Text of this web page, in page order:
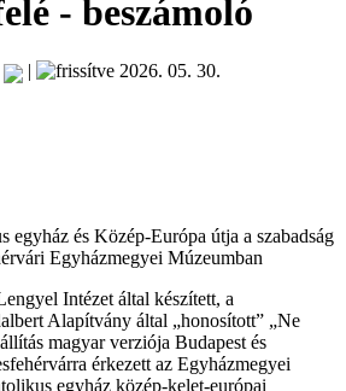
- beszámoló
| 2026. 05. 30.
és Közép-Európa útja a szabadság
Egyházmegyei Múzeumban
Intézet által készített, a
Alapítvány által „honosított” „Ne
magyar verziója Budapest és
érkezett az Egyházmegyei
egyház közép-kelet-európai